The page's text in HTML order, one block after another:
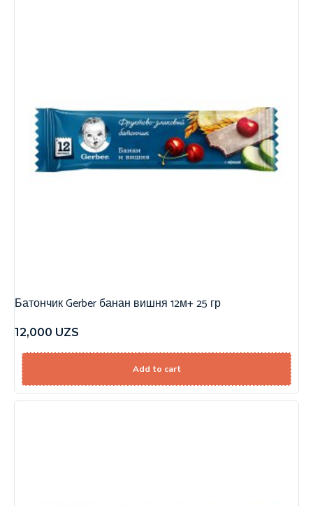
Батончик Gerber банан вишня 12м+ 25 гр
12,000 UZS
Add to cart